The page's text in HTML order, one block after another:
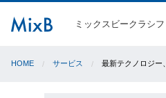
ミックスビークラシ
HOME サービス 最新テクノロジー